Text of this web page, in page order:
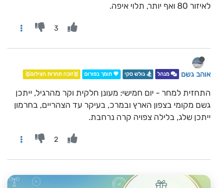
לאיזור 80 ואף יותר, תלוי איפה.
3
אוהב גשם מנהל 🏂 גולש סקי 💖 תומך בפורום 🥇זוכה תחרות הצילום🥇
התחזית למחר - יום חמישי: מעונן חלקית וקר מהרגיל, ייתכן
גשם מקומי בצפון הארץ ובמרכ, בעיקר עד הצהריים, בחרמון
ייתכן שלג, בלילה ‏צפויה קרה נרחבת.‏
2